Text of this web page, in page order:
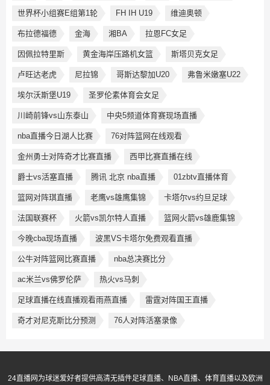
世界杯小组赛E组第1轮 FH IH U19 维迪奥顿
布拉德福德 金海 湘BA 拉恩FC女足
因佩拉特里斯 黄金海岸压路机女篮 斯塔贝克女足
卢旺达老虎 尼拉锦 哥斯达黎加U20 弗鲁米嫩塞U22
埃尔沃斯堡U19 圣罗伦素体育会女足
川崎前锋vs山东泰山 中央5频道体育赛现场直播
nba直播今日湖人比赛 76对阵篮网在线观看
金州勇士对阵奇才比赛直播 西甲比赛直播在线
爵士vs活塞直播 腾讯 北京 nba直播 01zbtv直播体育
篮网对阵琪直播 老鹰vs雄鹰集锦 卡塔尔vs约旦足球
法国联赛杯 火箭vs凯尔特人直播 篮网火箭vs雄鹿集锦
今晚cba现场直播 波黑VS卡塔尔免费观看直播
公牛对阵篮网比赛直播 nba总决赛比分
ac米兰vs佛罗伦萨 热火vs马刺
足球直播在线直播观看雨燕直播 雷霆对阵国王直播
奇才对尼克斯比分预测 76人对阵活塞录像
24直播网为球迷爱好者提供高清无插件足球直播、NBA直播、体育直播以及欧洲